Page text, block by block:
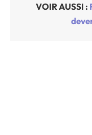
VOIR AUSSI :